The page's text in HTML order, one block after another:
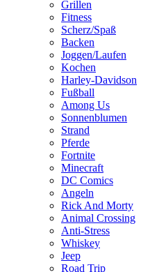
Grillen
Fitness
Scherz/Spaß
Backen
Joggen/Laufen
Kochen
Harley-Davidson
Fußball
Among Us
Sonnenblumen
Strand
Pferde
Fortnite
Minecraft
DC Comics
Angeln
Rick And Morty
Animal Crossing
Anti-Stress
Whiskey
Jeep
Road Trip